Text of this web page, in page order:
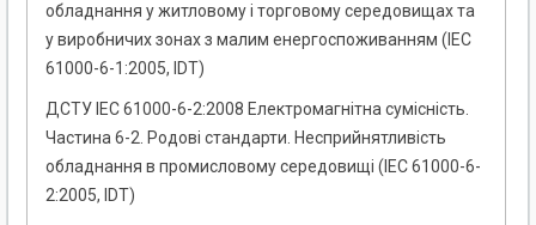
обладнання у житловому і торговому середовищах та
у виробничих зонах з малим енергоспоживанням (ІEC
61000-6-1:2005, ІDT)
ДСТУ IEC 61000-6-2:2008 Електромагнітна сумісність.
Частина 6-2. Родові стандарти. Несприйнятливість
обладнання в промисловому середовищі (ІEC 61000-6-
2:2005, ІDT)